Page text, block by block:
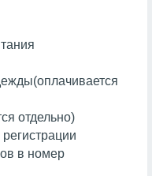
(оплачивается
отдельно)
регистрации
в номер